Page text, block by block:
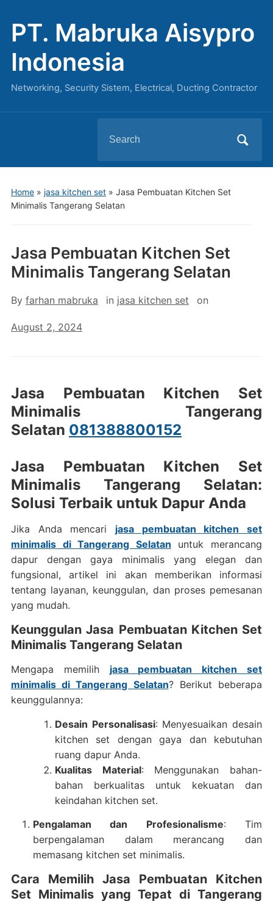
PT. Mabruka Aisypro
Indonesia
Networking, Security Sistem, Electrical, Ducting Contractor
for:
Home» jasa kitchen set» Jasa Pembuatan Kitchen Set
Minimalis Tangerang Selatan
Jasa Pembuatan Kitchen Set
Minimalis Tangerang Selatan
By farhan mabruka in jasa kitchen set on
August 2, 2024
Jasa Pembuatan Kitchen Set
Minimalis Tangerang
Selatan 081388800152
Jasa Pembuatan Kitchen Set
Minimalis Tangerang Selatan:
Solusi Terbaik untuk Dapur Anda
Jika Anda mencari jasa pembuatan kitchen set
minimalis di Tangerang Selatan untuk merancang
dapur dengan gaya minimalis yang elegan dan
fungsional, artikel ini akan memberikan informasi
tentang layanan, keunggulan, dan proses pemesanan
yang mudah.
Keunggulan Jasa Pembuatan Kitchen Set
Minimalis Tangerang Selatan
Mengapa memilih jasa pembuatan kitchen set
minimalis di Tangerang Selatan? Berikut beberapa
keunggulannya:
Desain Personalisasi: Menyesuaikan desain
kitchen set dengan gaya dan kebutuhan
ruang dapur Anda.
Kualitas Material: Menggunakan bahan-
bahan berkualitas untuk kekuatan dan
keindahan kitchen set.
Pengalaman dan Profesionalisme: Tim
berpengalaman dalam merancang dan
memasang kitchen set minimalis.
Cara Memilih Jasa Pembuatan Kitchen
Set Minimalis yang Tepat di Tangerang